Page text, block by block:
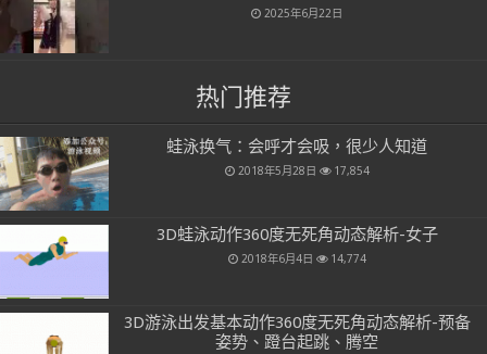
2025年6月22日
热门推荐
蛙泳换气：会呼才会吸，很少人知道
2018年5月28日 17,854
3D蛙泳动作360度无死角动态解析-女子
2018年6月4日 14,774
3D游泳出发基本动作360度无死角动态解析-预备
姿势、蹬台起跳、腾空